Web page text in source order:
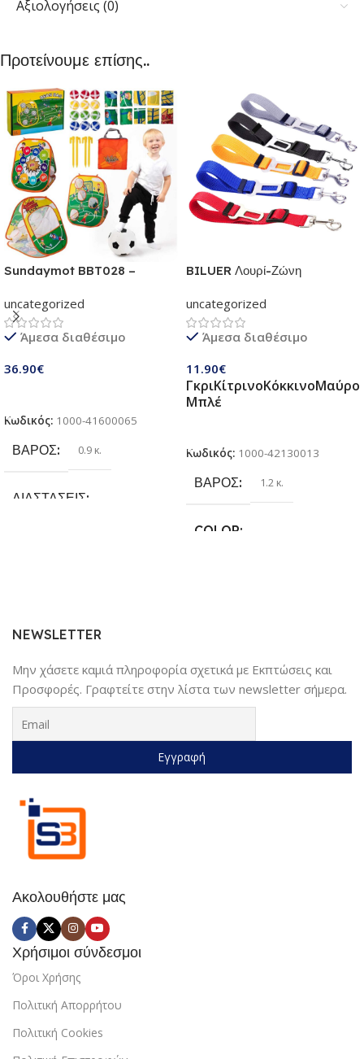
Αξιολογήσεις (0)
Προτείνουμε επίσης..
Sundaymot BBT028 –
εσωτερικού χώρου για παιδιά |
Παιχνίδι δραστηριότητας για
παιδιά 3 σε 1 | Σετ πτυσσόμενα
τσάντα φασολιών,
για παιδιά 3 + ετών
uncategorized
Άμεσα διαθέσιμο
36.90€
Κωδικός: 1000-41600065
ΒΆΡΟΣ 0.9 κ.
ΔΙΑΣΤΆΣΕΙΣ
Sundaymot
BILUER Λουρί-Ζώνη
για Σκύλους και Γάτες | Με
ελαστικό ιμάντα Ρυθμιζόμενος |
Κάνει για όλες τις Ράτσες
uncategorized
Άμεσα διαθέσιμο
11.90€
ΓκριΚίτρινοΚόκκινοΜαύρο
Μπλέ
Κωδικός: 1000-42130013
ΒΆΡΟΣ 1.2 κ.
COLOR
Ακολουθήστε μας
Χρήσιμοι σύνδεσμοι
Όροι Χρήσης
Πολιτική Απορρήτου
Πολιτική Cookies
NEWSLETTER
Μην χάσετε καμιά πληροφορία σχετικά με Εκπτώσεις και
Προσφορές. Γραφτείτε στην λίστα των newsletter σήμερα.